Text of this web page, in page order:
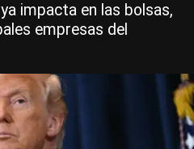
impacta en las bolsas,
empresas del